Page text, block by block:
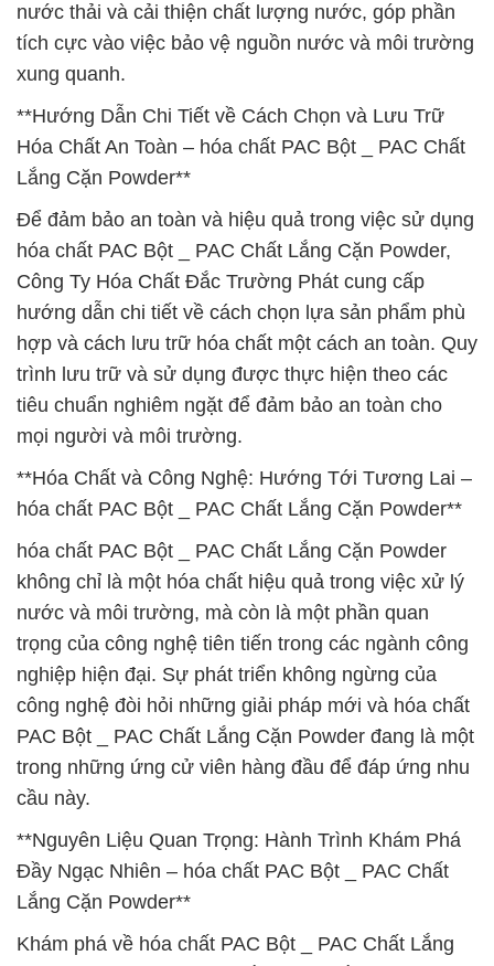
nước thải và cải thiện chất lượng nước, góp phần
tích cực vào việc bảo vệ nguồn nước và môi trường
xung quanh.
**Hướng Dẫn Chi Tiết về Cách Chọn và Lưu Trữ
Hóa Chất An Toàn – hóa chất PAC Bột _ PAC Chất
Lắng Cặn Powder**
Để đảm bảo an toàn và hiệu quả trong việc sử dụng
hóa chất PAC Bột _ PAC Chất Lắng Cặn Powder,
Công Ty Hóa Chất Đắc Trường Phát cung cấp
hướng dẫn chi tiết về cách chọn lựa sản phẩm phù
hợp và cách lưu trữ hóa chất một cách an toàn. Quy
trình lưu trữ và sử dụng được thực hiện theo các
tiêu chuẩn nghiêm ngặt để đảm bảo an toàn cho
mọi người và môi trường.
**Hóa Chất và Công Nghệ: Hướng Tới Tương Lai –
hóa chất PAC Bột _ PAC Chất Lắng Cặn Powder**
hóa chất PAC Bột _ PAC Chất Lắng Cặn Powder
không chỉ là một hóa chất hiệu quả trong việc xử lý
nước và môi trường, mà còn là một phần quan
trọng của công nghệ tiên tiến trong các ngành công
nghiệp hiện đại. Sự phát triển không ngừng của
công nghệ đòi hỏi những giải pháp mới và hóa chất
PAC Bột _ PAC Chất Lắng Cặn Powder đang là một
trong những ứng cử viên hàng đầu để đáp ứng nhu
cầu này.
**Nguyên Liệu Quan Trọng: Hành Trình Khám Phá
Đầy Ngạc Nhiên – hóa chất PAC Bột _ PAC Chất
Lắng Cặn Powder**
Khám phá về hóa chất PAC Bột _ PAC Chất Lắng